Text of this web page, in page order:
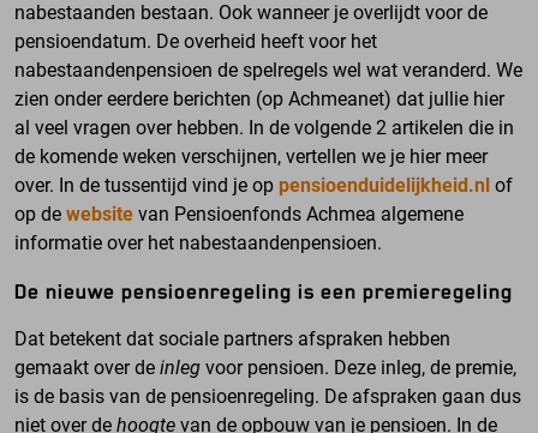
nabestaanden bestaan. Ook wanneer je overlijdt voor de
pensioendatum. De overheid heeft voor het
nabestaandenpensioen de spelregels wel wat veranderd. We
zien onder eerdere berichten (op Achmeanet) dat jullie hier
al veel vragen over hebben. In de volgende 2 artikelen die in
de komende weken verschijnen, vertellen we je hier meer
over. In de tussentijd vind je op pensioenduidelijkheid.nl of
op de website van Pensioenfonds Achmea algemene
informatie over het nabestaandenpensioen.
De nieuwe pensioenregeling is een premieregeling
Dat betekent dat sociale partners afspraken hebben
gemaakt over de inleg voor pensioen. Deze inleg, de premie,
is de basis van de pensioenregeling. De afspraken gaan dus
niet over de hoogte van de opbouw van je pensioen. In de